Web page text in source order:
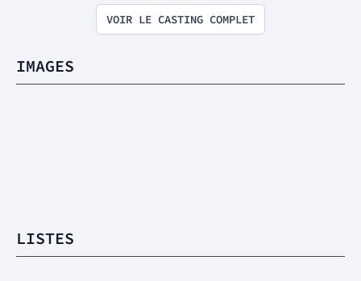
VOIR LE CASTING COMPLET
IMAGES
LISTES